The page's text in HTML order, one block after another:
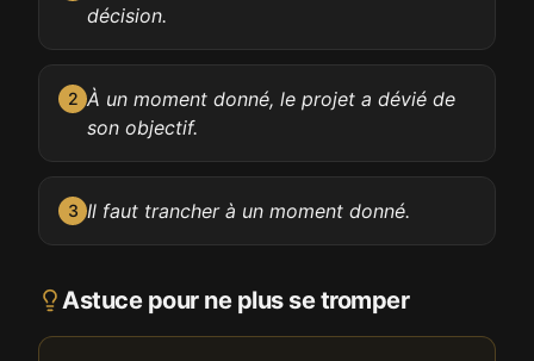
décision.
2 À un moment donné, le projet a dévié de
son objectif.
3 Il faut trancher à un moment donné.
Astuce pour ne plus se tromper